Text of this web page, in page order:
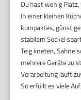
Du hast wenig
In einer kleinen
kompaktes,
stabilem Sockel
Teig kneten, Sahne
mehrere Geräte zu
Verarbeitung läuft
So erfüllt es viele